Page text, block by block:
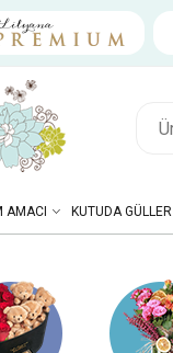
AMACI KUTUDA GÜLLER